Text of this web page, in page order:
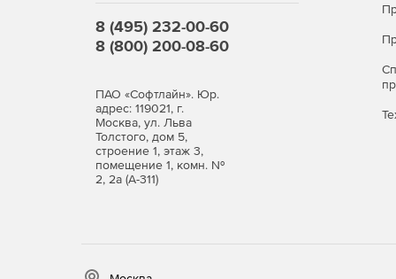
8 (495) 232-00-60
8 (800) 200-08-60
ПАО «Софтлайн». Юр.
адрес: 119021, г.
Москва, ул. Льва
Толстого, дом 5,
строение 1, этаж 3,
помещение 1, комн. №
2, 2а (А-311)